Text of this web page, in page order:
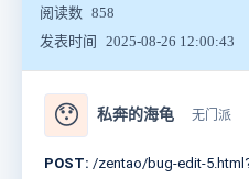
阅读数 858
发表时间
2025-08-26 12:00:43
😯 私奔的海龟 无门派
POST: /zentao/bug-edit-